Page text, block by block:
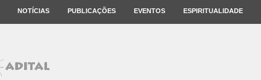
NOTÍCIAS PUBLICAÇÕES EVENTOS ESPIRITUALIDADE